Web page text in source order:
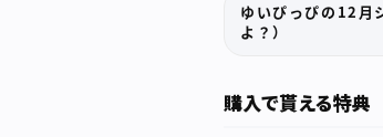
ゆいぴっぴの12月
よ？）
購入で貰える特典